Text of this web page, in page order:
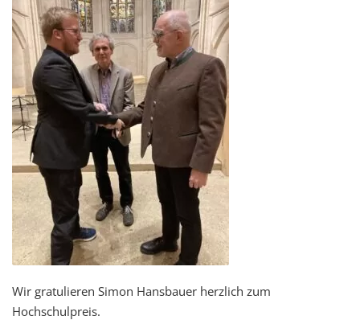
Wir gratulieren Simon Hansbauer herzlich zum
Hochschulpreis.